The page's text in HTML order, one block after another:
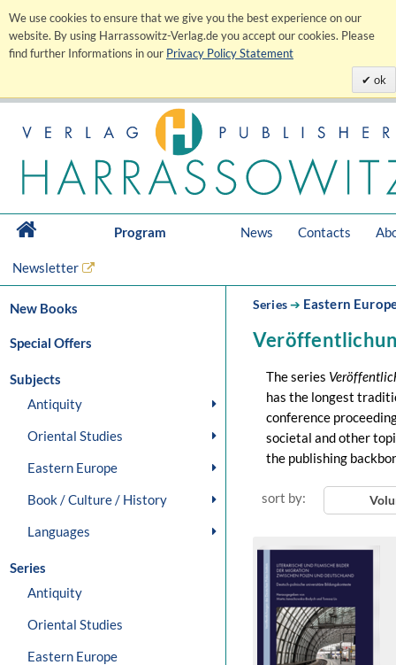
We use cookies to ensure that we give you the best experience on our
website. By using Harrassowitz-Verlag.de you accept our cookies. Please
find further Informations in our Privacy Policy Statement
ok
Program News Contacts
Newsletter
New Books
Special Offers
Subjects
Antiquity
Oriental Studies
Eastern Europe
Book / Culture / History
Languages
Series
Antiquity
Oriental Studies
Eastern Europe
Series➔ Eastern
The series
has the longest
conference
societal and other
the publishing
sort by: